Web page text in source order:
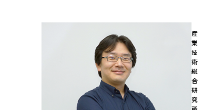
産
業
技
術
総
合
研
究